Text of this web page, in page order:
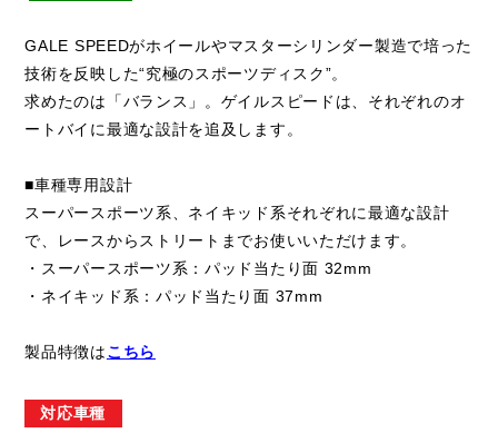
GALE SPEEDがホイールやマスターシリンダー製造で培った
技術を反映した“究極のスポーツディスク”。
求めたのは「バランス」。ゲイルスピードは、それぞれのオ
ートバイに最適な設計を追及します。
■車種専用設計
スーパースポーツ系、ネイキッド系それぞれに最適な設計
で、レースからストリートまでお使いいただけます。
・スーパースポーツ系：パッド当たり面 32mm
・ネイキッド系：パッド当たり面 37mm
製品特徴はこちら
対応車種